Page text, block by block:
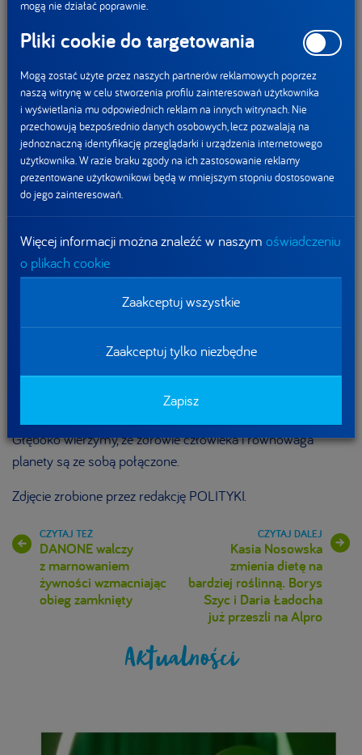
z wprowadzeniem nowego Danio – pożywnego, bogatego
w białko – przeszedł z Danone do Too Good to Go, by
walczyć z marnowaniem żywności. Mały Głód znalazł
swoją misję – będzie zachęcał konsumentów do zmiany
nawyków
ratowania żywności poprzez aplikację
poprawnego czytania etykiet
ufania zmysłom
Spółki DANONE, obok wspólnej misji oraz wartości, łączy
podwójne zobowiązanie na rzecz zrównoważonego rozwoju
gospodarczego i społecznego. Dzięki temu założeniu – obok
dążenia do osiągania zyskownego wzrostu – odpowiadamy
produkty oraz pozytywnie wpływamy na ludzi i środowisko.
Systematycznie i skutecznie obniżamy nasz ślad
środowiskowy oraz zużycie zasobów naturalnych.
Wspieramy rozwój lokalnych społeczności wszędzie tam,
gdzie prowadzimy działalność. Dbamy o dobrostan zwierząt
Głęboko wierzymy, że zdrowie człowieka i równowaga
planety są ze sobą połączone.
Zdjęcie zrobione przez redakcję POLITYKI.
DANONE walczy
z marnowaniem
żywności wzmacniając
obieg zamknięty
Kasia Nosowska
zmienia dietę na
bardziej roślinną. Borys
Szyc i Daria Ładocha
już przeszli na Alpro
Aktualności
mogą nie działać poprawnie.
Pliki cookie do targetowania
Mogą zostać użyte przez naszych partnerów reklamowych poprzez
naszą witrynę w celu stworzenia profilu zainteresowań użytkownika
i wyświetlania mu odpowiednich reklam na innych witrynach. Nie
przechowują bezpośrednio danych osobowych, lecz pozwalają na
jednoznaczną identyfikację przeglądarki i urządzenia internetowego
użytkownika. W razie braku zgody na ich zastosowanie reklamy
prezentowane użytkownikowi będą w mniejszym stopniu dostosowane
do jego zainteresowań.
Więcej informacji można znaleźć w naszym oświadczeniu
o plikach cookie
Zaakceptuj wszystkie
Zaakceptuj tylko niezbędne
Zapisz